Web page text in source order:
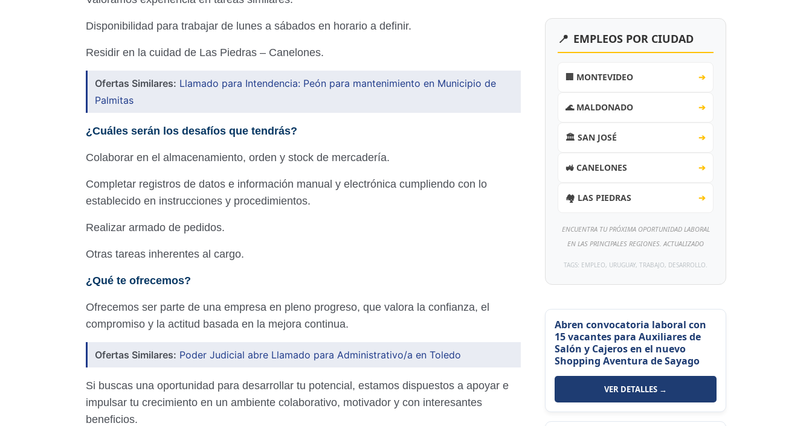
Disponibilidad para trabajar de lunes a sábados en horario a definir.
Residir en la cuidad de Las Piedras – Canelones.
Ofertas Similares: Llamado para Intendencia: Peón para mantenimiento en Municipio de
Palmitas
¿Cuáles serán los desafíos que tendrás?
Colaborar en el almacenamiento, orden y stock de mercadería.
Completar registros de datos e información manual y electrónica cumpliendo con lo
establecido en instrucciones y procedimientos.
Realizar armado de pedidos.
Otras tareas inherentes al cargo.
¿Qué te ofrecemos?
Ofrecemos ser parte de una empresa en pleno progreso, que valora la confianza, el
compromiso y la actitud basada en la mejora continua.
Ofertas Similares: Poder Judicial abre Llamado para Administrativo/a en Toledo
Si buscas una oportunidad para desarrollar tu potencial, estamos dispuestos a apoyar e
impulsar tu crecimiento en un ambiente colaborativo, motivador y con interesantes
beneficios.
📍 EMPLEOS POR CIUDAD
🏢 MONTEVIDEO ➔
🌊 MALDONADO ➔
🏛️ SAN JOSÉ ➔
🚜 CANELONES ➔
🏘️ LAS PIEDRAS ➔
ENCUENTRA TU PRÓXIMA OPORTUNIDAD LABORAL
EN LAS PRINCIPALES REGIONES. ACTUALIZADO
TAGS: EMPLEO, URUGUAY, TRABAJO, DESARROLLO.
Abren convocatoria laboral con
15 vacantes para Auxiliares de
Salón y Cajeros en el nuevo
Shopping Aventura de Sayago
VER DETALLES →